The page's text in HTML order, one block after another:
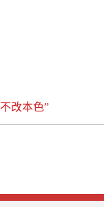
改本色”